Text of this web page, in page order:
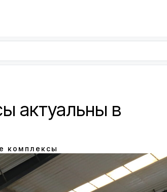
актуальны в
комплексы